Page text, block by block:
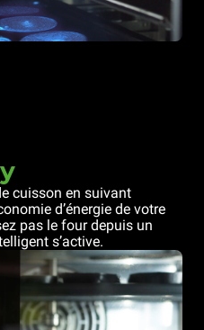
cuisson en suivant
d’énergie de votre
pas le four depuis un
s’active.